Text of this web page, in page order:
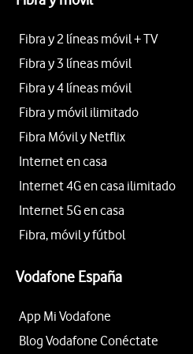
Fibra y 2 líneas móvil + TV
Fibra y 3 líneas móvil
Fibra y 4 líneas móvil
Fibra y móvil ilimitado
Fibra Móvil y Netflix
Internet en casa
Internet 4G en casa ilimitado
Internet 5G en casa
Fibra, móvil y fútbol
Vodafone España
App Mi Vodafone
Blog Vodafone Conéctate